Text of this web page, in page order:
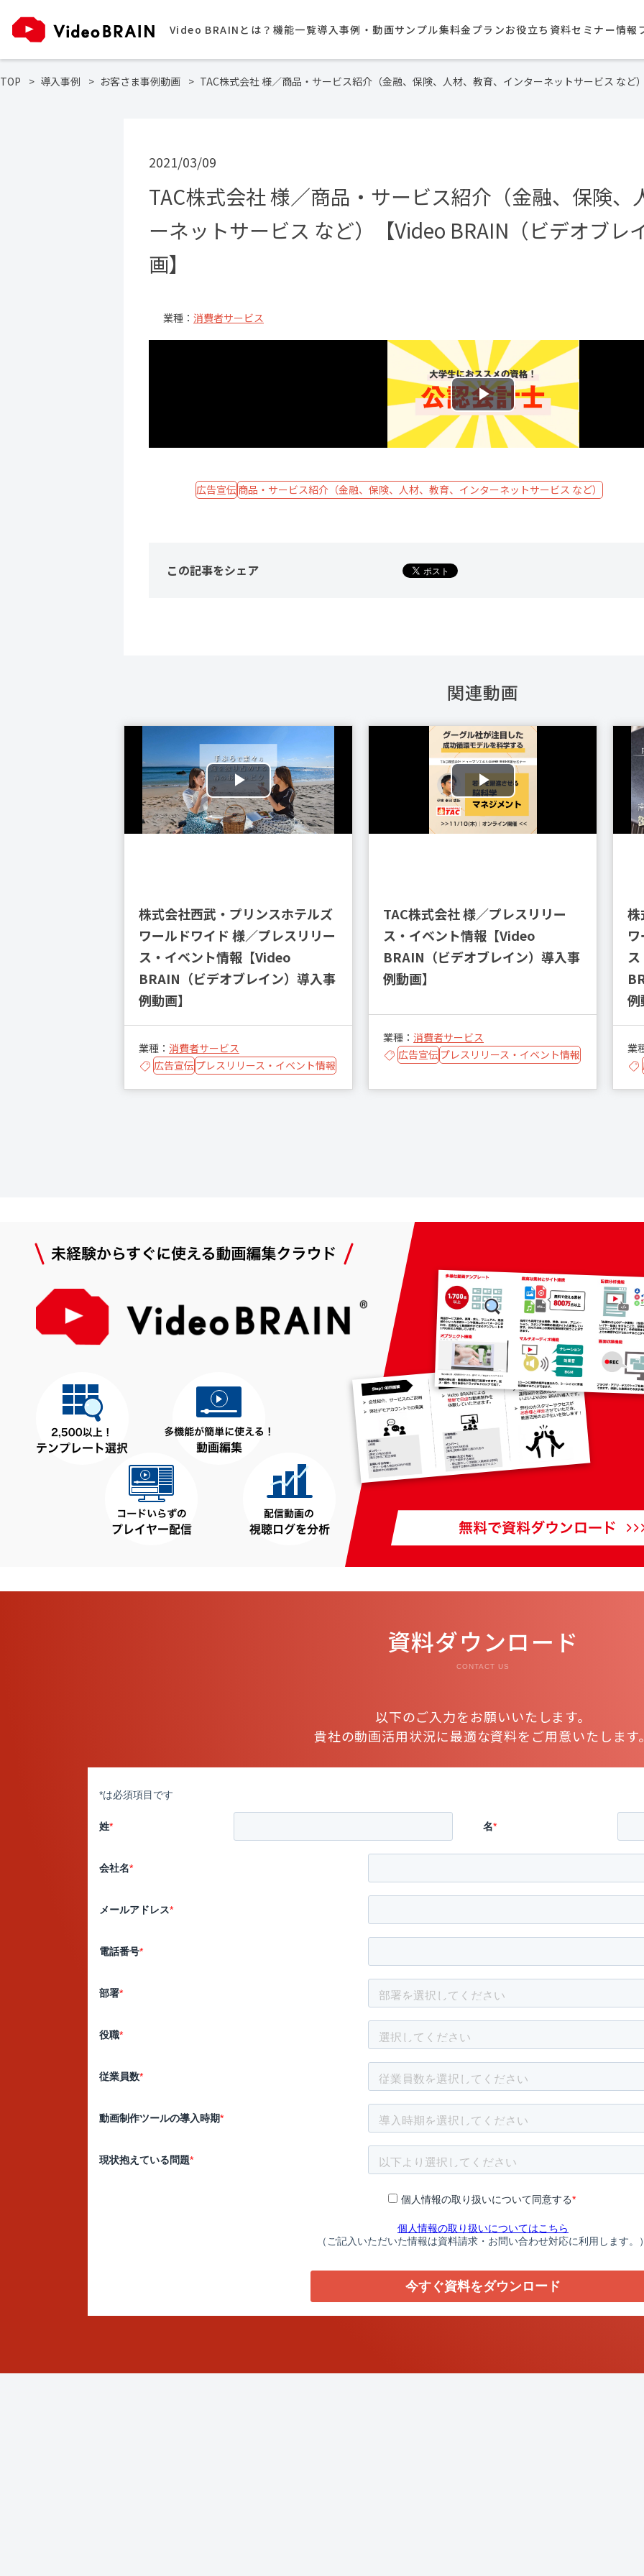
Video BRAINとは？ 機能一覧導入事例・動画サンプル集​料金プランお役立ち資料セミナー情報
TOP 導入事例 お客さま事例動画 TAC株式会社 様／商品・サービス紹介（金融、保険、人材、教育、インターネットサービス な
2021/03/09
TAC株式会社 様／商品・サービス紹介（金融、保険、
ーネットサービス など）【Video BRAIN（ビデオブレ
画】
業種： 消費者サービス
広告宣伝 商品・サービス紹介（金融、保険、人材、教育、インターネットサービス など）
この記事をシェア
関連動画
株式会社西武・プリンスホテルズ
ワールドワイド 様／プレスリリー
ス・イベント情報【Video
BRAIN（ビデオブレイン）導入事
例動画】
業種： 消費者サービス
広告宣伝 プレスリリース・イベント情報
TAC株式会社 様／プレスリリー
ス・イベント情報【Video
BRAIN（ビデオブレイン）導入事
例動画】
業種：消費者サービス
広告宣伝 プレスリリース・イベント情報
株
例
業
資料ダウンロード
CONTACT US
以下のご入力をお願いいたします。
貴社の動画活用状況に最適な資料をご用意いたします